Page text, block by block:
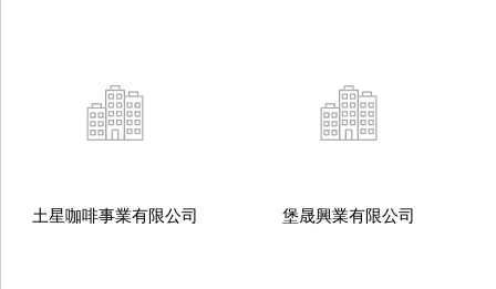
土星咖啡事業有限公司 堡晟興業有限公司